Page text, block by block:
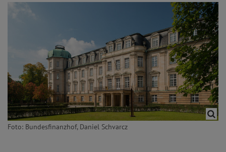
Foto: Bundesfinanzhof, Daniel Schvarcz